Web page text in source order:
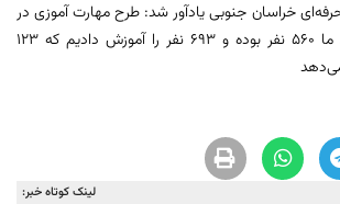
خراسان جنوبی یادآور شد: طرح مهارت آموزی در
محیط کار واقعی تعهد ما 560 نفر بوده و 693 نفر را آموزش دادیم که 123
لینک کوتاه خبر: